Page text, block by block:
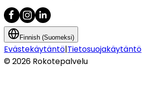
Finnish (Suomeksi)
Evästekäytäntö|Tietosuojakäytäntö
©2026 Rokotepalvelu